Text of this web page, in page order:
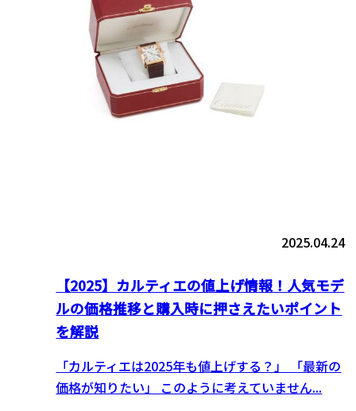
2025.04.24
【2025】カルティエの値上げ情報！人気モデ
ルの価格推移と購入時に押さえたいポイント
を解説
「カルティエは2025年も値上げする？」 「最新の
価格が知りたい」 このように考えていません...